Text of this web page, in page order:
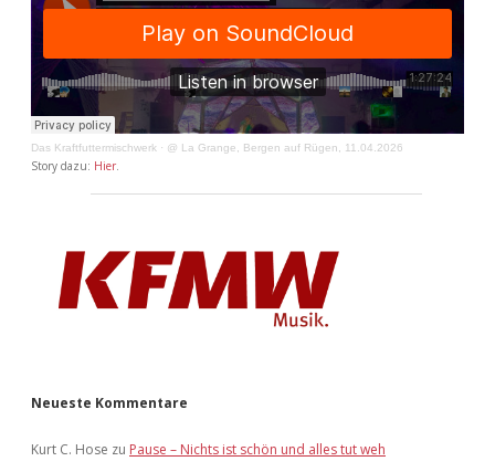
Das Kraftfuttermischwerk · @ La Grange, Bergen auf Rügen, 11.04.2026
Story dazu: Hier
Neueste Kommentare
Kurt C. Hose zu Pause – Nichts ist schön und alles tut weh